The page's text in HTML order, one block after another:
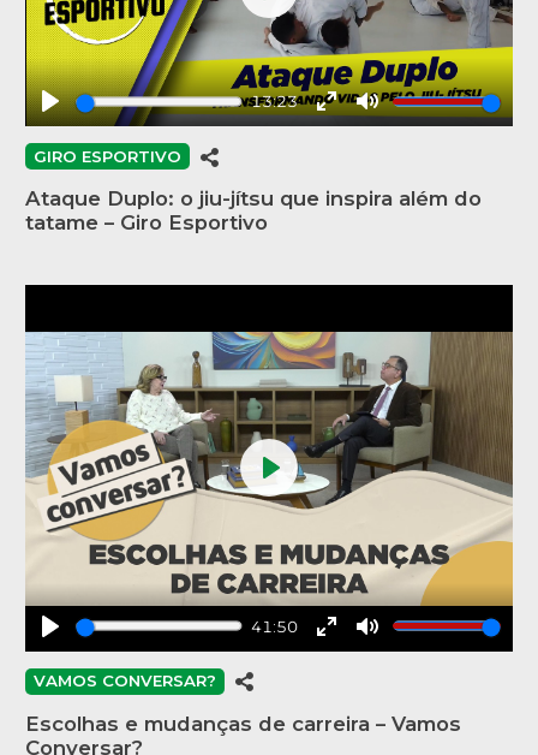
Play
13:23
EnterMute
Play
GIRO ESPORTIVO
Ataque Duplo: o jiu-jítsu que inspira além do
tatame – Giro Esportivo
Play
41:50
EnterMute
Play
VAMOS CONVERSAR?
Escolhas e mudanças de carreira – Vamos
Conversar?